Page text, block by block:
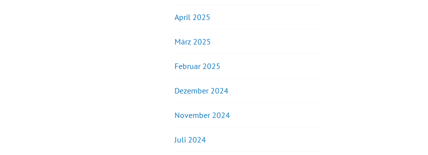
April 2025
März 2025
Februar 2025
Dezember 2024
November 2024
Juli 2024